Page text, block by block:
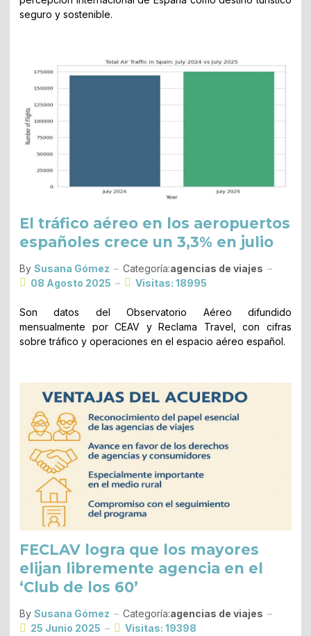
seguro y sostenible.
El tráfico aéreo en los aeropuertos
españoles crece un 3,3% en julio
By Susana Gómez Categoría:agencias de viajes
08 Agosto 2025
Visitas: 18995
Son datos del Observatorio Aéreo difundido
mensualmente por CEAV y Reclama Travel, con cifras
sobre tráfico y operaciones en el espacio aéreo español.
FECLAV logra que los mayores
elijan libremente agencia en el
‘Club de los 60’
By Susana Gómez Categoría:agencias de viajes
25 Junio 2025
Visitas: 19398